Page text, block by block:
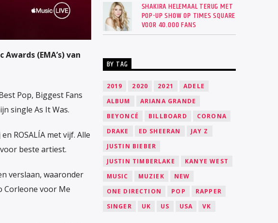
(EMA’s) van
Pop, Biggest Fans
single As It Was.
ROSALÍA met vijf. Alle
beste artiest.
verslaan, waaronder
Corleone voor Me
SHAKIRA HELEMAAL TERUG MET
POP-UP SHOW OP TIMES SQUARE
VOOR 40.000 FANS
BY TAG
2019 2020 2021
ADELE
ALBUM
ARIANA GRANDE
BEYONCÉ
BILLBOARD
CORONA
DRAKE
ED SHEERAN
JAY Z
JUSTIN BIEBER
JUSTIN TIMBERLAKE
KANYE WEST
MUSIC
MUZIEK
NEW
ONE DIRECTION
POP
RAPPER
SINGER
UK US USA VK